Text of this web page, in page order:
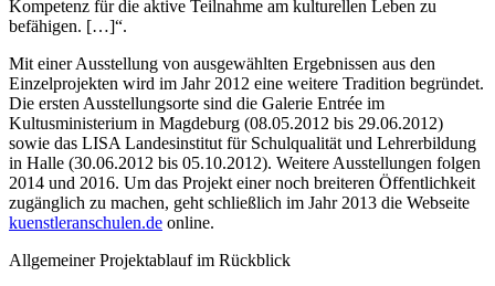
Kompetenz für die aktive Teilnahme am kulturellen Leben zu
befähigen. […]“.
Mit einer Ausstellung von ausgewählten Ergebnissen aus den
Einzelprojekten wird im Jahr 2012 eine weitere Tradition begründet.
Die ersten Ausstellungsorte sind die Galerie Entrée im
Kultusministerium in Magdeburg (08.05.2012 bis 29.06.2012)
sowie das LISA Landesinstitut für Schulqualität und Lehrerbildung
in Halle (30.06.2012 bis 05.10.2012). Weitere Ausstellungen folgen
2014 und 2016. Um das Projekt einer noch breiteren Öffentlichkeit
zugänglich zu machen, geht schließlich im Jahr 2013 die Webseite
kuenstleranschulen.de online.
Allgemeiner Projektablauf im Rückblick